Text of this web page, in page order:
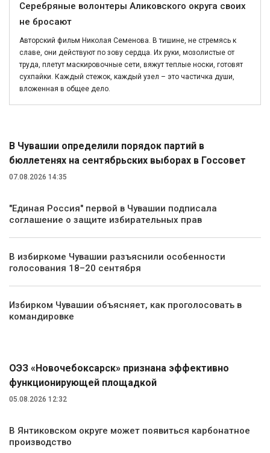
Серебряные волонтеры Аликовского округа своих
не бросают
Авторский фильм Николая Семенова. В тишине, не стремясь к
славе, они действуют по зову сердца. Их руки, мозолистые от
труда, плетут маскировочные сети, вяжут теплые носки, готовят
сухпайки. Каждый стежок, каждый узел – это частичка души,
вложенная в общее дело.
В Чувашии определили порядок партий в
бюллетенях на сентябрьских выборах в Госсовет
07.08.2026 14:35
"Единая Россия" первой в Чувашии подписала
соглашение о защите избирательных прав
В избиркоме Чувашии разъяснили особенности
голосования 18–20 сентября
Избирком Чувашии объясняет, как проголосовать в
командировке
ОЭЗ «Новочебоксарск» признана эффективно
функционирующей площадкой
05.08.2026 12:32
В Янтиковском округе может появиться карбонатное
производство